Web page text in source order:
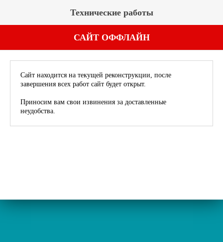
Технические работы
САЙТ ОФФЛАЙН
Сайт находится на текущей реконструкции, после
завершения всех работ сайт будет открыт.
Приносим вам свои извинения за доставленные
неудобства.